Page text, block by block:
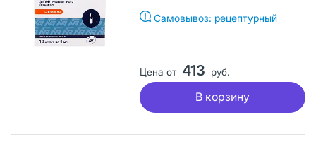
Самовывоз: рецептурный
Цена от 413 руб.
В корзину